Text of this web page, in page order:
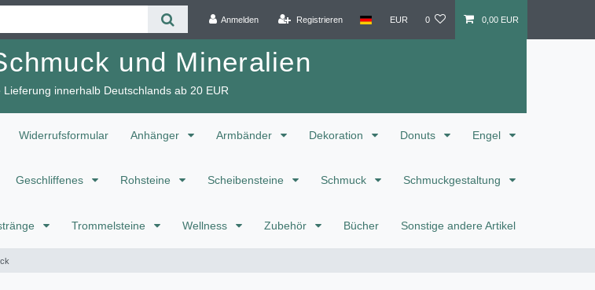
Anmelden Registrieren EUR 0 0,00 EUR
und Mineralien
innerhalb Deutschlands ab 20 EUR
Widerrufsformular Anhänger Armbänder Dekoration Donuts Engel
Geschliffenes Rohsteine Scheibensteine Schmuck Schmuckgestaltung
Trommelsteine Wellness Zubehör Bücher Sonstige andere Artikel